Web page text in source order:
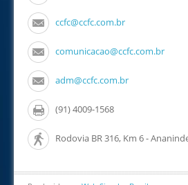
ccfc@ccfc.com.br
comunicacao@ccfc.com.br
adm@ccfc.com.br
(91) 4009-1568
Rodovia BR 316, Km 6 -